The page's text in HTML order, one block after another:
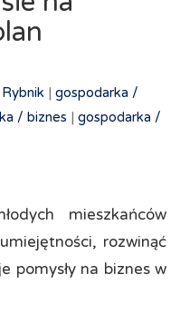
Rybnik | gospodarka /
/ biznes | gospodarka /
mieszkańców
rozwinąć
pomysły na biznes w